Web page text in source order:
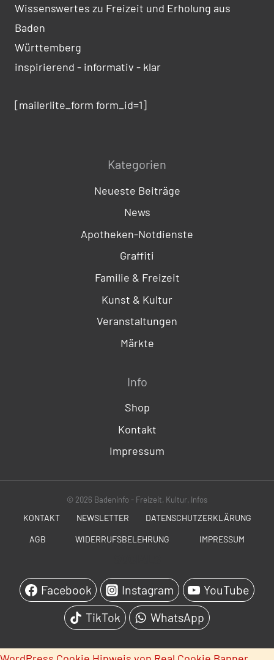
Wissenswertes zu Freizeit und Erholung aus
Baden
Württemberg
inspirierend - informativ - klar
[mailerlite_form form_id=1]
Kategorien
Neueste Beiträge
News
Apotheken-Notdienste
Graffiti
Familie & Freizeit
Kunst & Kultur
Veranstaltungen
Märkte
Info
Shop
Kontakt
Impressum
© 2026 Badeninfo - Freizeit, Kultur, Infos
KONTAKT NEWSLETTER DATENSCHUTZERKLÄRUNG
AGB WIDERRUFSBELEHRUNG IMPRESSUM
Facebook Instagram
YouTube
TikTok
WhatsApp